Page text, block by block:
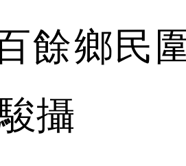
餘鄉民
攝